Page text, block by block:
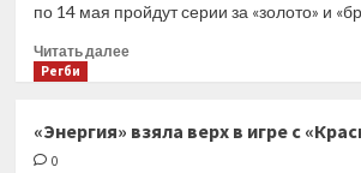
за
третье
по 14 мая пройдут серии за «золото» и
Читать далееПрочитать
Суперлига.
Регби
«Энергия» взяла верх в игре с
0